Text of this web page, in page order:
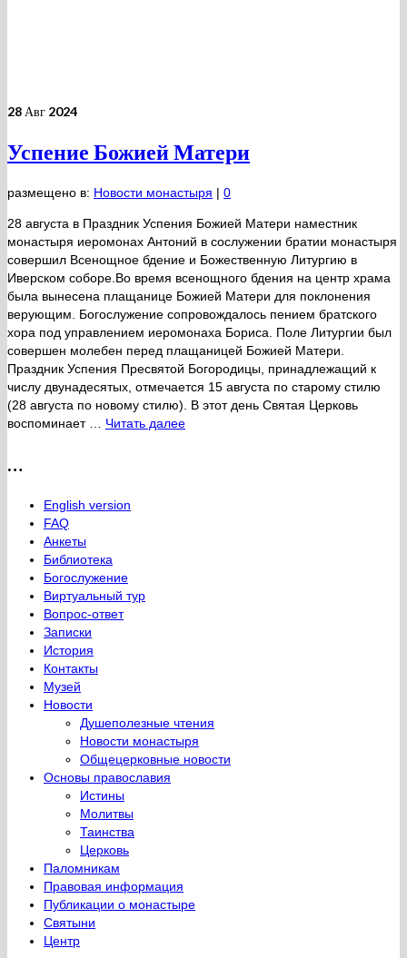
28 Авг 2024
Успение Божией Матери
размещено в: Новости монастыря | 0
28 августа в Праздник Успения Божией Матери наместник
монастыря иеромонах Антоний в сослужении братии монастыря
совершил Всенощное бдение и Божественную Литургию в
Иверском соборе.Во время всенощного бдения на центр храма
была вынесена плащанице Божией Матери для поклонения
верующим. Богослужение сопровождалось пением братского
хора под управлением иеромонаха Бориса. Поле Литургии был
совершен молебен перед плащаницей Божией Матери.
Праздник Успения Пресвятой Богородицы, принадлежащий к
числу двунадесятых, отмечается 15 августа по старому стилю
(28 августа по новому стилю). В этот день Святая Церковь
воспоминает … Читать далее
…
English version
FAQ
Анкеты
Библиотека
Богослужение
Виртуальный тур
Вопрос-ответ
Записки
История
Контакты
Музей
Новости
Душеполезные чтения
Новости монастыря
Общецерковные новости
Основы православия
Истины
Молитвы
Таинства
Церковь
Паломникам
Правовая информация
Публикации о монастыре
Святыни
Центр